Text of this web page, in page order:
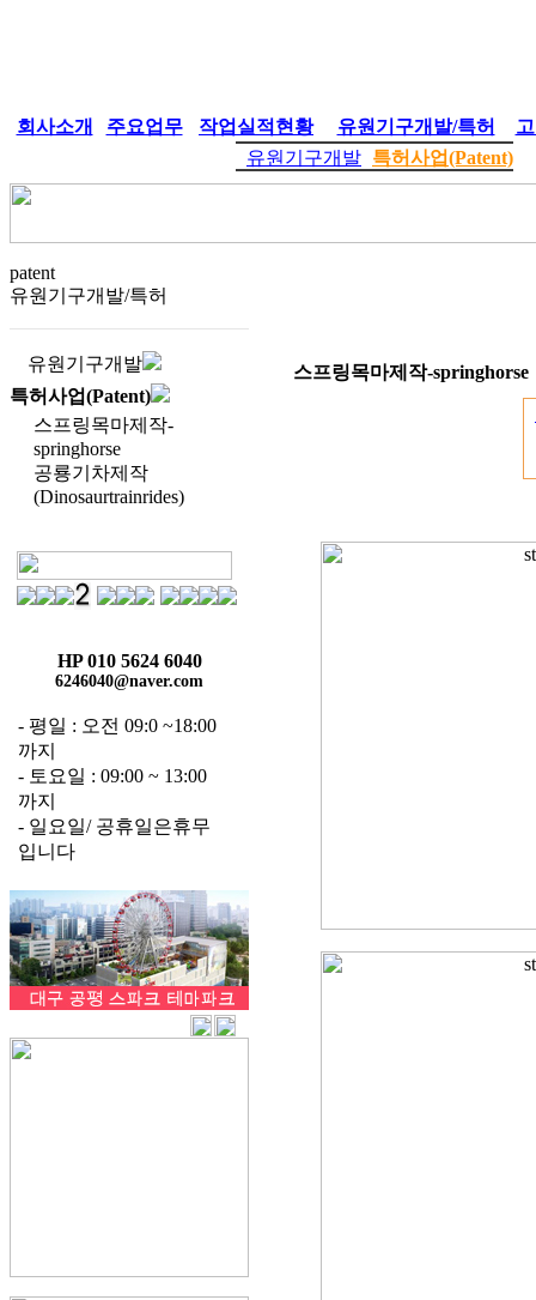
회사소개 주요업무 작업실적현황 유원기구개발/특허
유원기구개발 특허사업(Patent)
patent
유원기구개발/특허
유원기구개발
특허사업(Patent)
스프링목마제작-
springhorse
공룡기차제작
(Dinosaurtrainrides)
HP 010 5624 6040
6246040@naver.com
- 평일 : 오전 09:0 ~18:00
까지
- 토요일 : 09:00 ~ 13:00
까지
- 일요일/ 공휴일은휴무
입니다
스프링목마제작-springhorse